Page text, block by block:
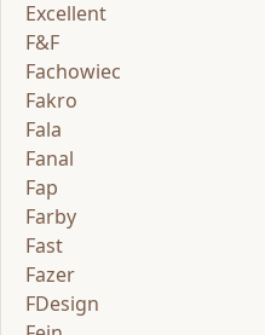
Excellent
F&F
Fachowiec
Fakro
Fala
Fanal
Fap
Farby
Fast
Fazer
FDesign